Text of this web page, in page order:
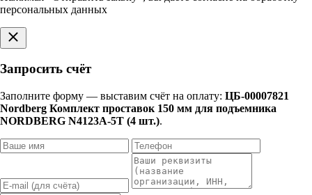
персональных данных
Запросить счёт
Заполните форму — выставим счёт на оплату: ЦБ-00007821
Nordberg Комплект проставок 150 мм для подъемника
NORDBERG N4123A-5T (4 шт.).